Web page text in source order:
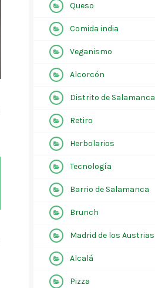
Queso
Comida india
Veganismo
Alcorcón
Distrito de Salamanca
Retiro
Herbolarios
Tecnología
Barrio de Salamanca
Brunch
Madrid de los Austrias
Alcalá
Pizza